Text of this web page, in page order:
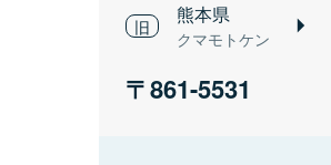
熊本県
クマモトケン
861-5531